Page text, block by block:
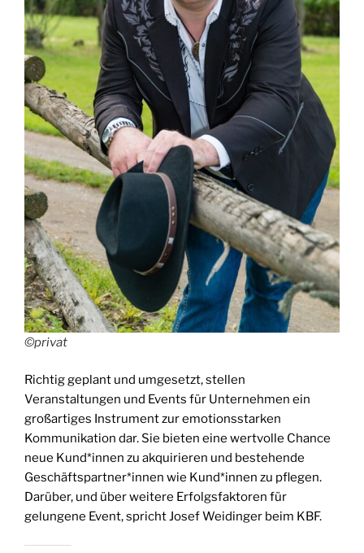
©privat
Richtig geplant und umgesetzt, stellen
Veranstaltungen und Events für Unternehmen ein
großartiges Instrument zur emotionsstarken
Kommunikation dar. Sie bieten eine wertvolle Chance
neue Kund*innen zu akquirieren und bestehende
Geschäftspartner*innen wie Kund*innen zu pflegen.
Darüber, und über weitere Erfolgsfaktoren für
gelungene Event, spricht Josef Weidinger beim KBF.